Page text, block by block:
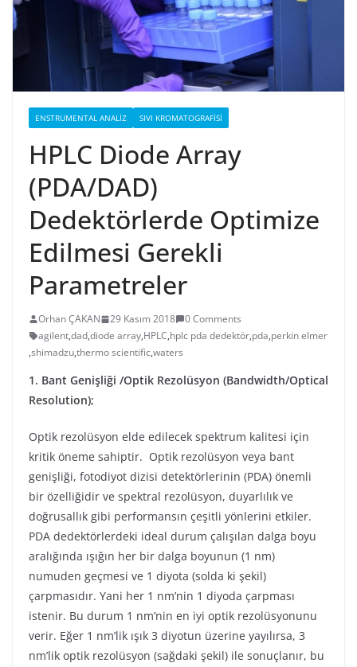
ENSTRUMENTAL ANALIZ SIVI KROMATOGRAFISI
HPLC Diode Array
(PDA/DAD)
Dedektörlerde Optimize
Edilmesi Gerekli
Parametreler
Orhan ÇAKAN 29 Kasım 2018
0 Comments
agilent,dad,diode array,HPLC,hplc pda dedektör,pda,perkin elmer
,shimadzu,thermo scientific,waters
1. Bant Genişliği /Optik Rezolüsyon (Bandwidth/Optical
Resolution);
Optik rezolüsyon elde edilecek spektrum kalitesi için
kritik öneme sahiptir. Optik rezolüsyon veya bant
genişliği, fotodiyot dizisi detektörlerinin (PDA) önemli
bir özelliğidir ve spektral rezolüsyon, duyarlılık ve
doğrusallık gibi performansın çeşitli yönlerini etkiler.
PDA dedektörlerdeki ideal durum çalışılan dalga boyu
aralığında ışığın her bir dalga boyunun (1 nm)
numuden geçmesi ve 1 diyota (solda ki şekil)
çarpmasıdır. Yani her 1 nm’nin 1 diyoda çarpması
istenir. Bu durum 1 nm’nin en iyi optik rezolüsyonunu
verir. Eğer 1 nm’lik ışık 3 diyotun üzerine yayılırsa, 3
nm’lik optik rezolüsyon (sağdaki şekil) ile sonuçlanır, bu